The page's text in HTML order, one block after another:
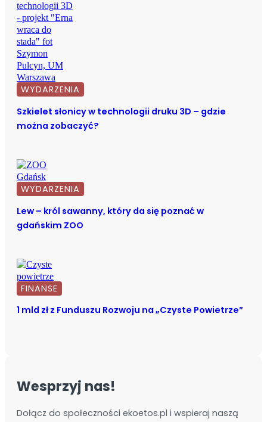
WYDARZENIA
Szkielet słonicy w technologii druku 3D – gdzie
można zobaczyć?
WYDARZENIA
Lew – król sawanny, który da się poznać w
gdańskim ZOO
FINANSE
1 mld zł z Funduszu Rozwoju na „Czyste Powietrze”
Wesprzyj nas!
Dołącz do społeczności ekoetos.pl i wspieraj naszą